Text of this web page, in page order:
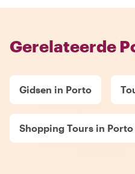
Gerelateerde
Gidsen in Porto
Shopping Tours in Porto